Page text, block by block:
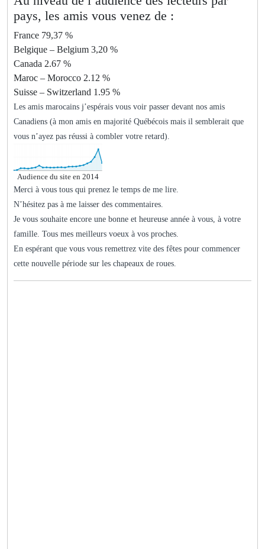
pays, les amis vous venez de :
France 79,37 %
Belgique – Belgium 3,20 %
Canada 2.67 %
Maroc – Morocco 2.12 %
Suisse – Switzerland 1.95 %
Les amis marocains j’espérais vous voir passer devant nos amis
Canadiens (à mon amis en majorité Québécois mais il semblerait que
vous n’ayez pas réussi à combler votre retard).
Audience du site en 2014
Merci à vous tous qui prenez le temps de me lire.
N’hésitez pas à me laisser des commentaires.
Je vous souhaite encore une bonne et heureuse année à vous, à votre
famille. Tous mes meilleurs voeux à vos proches.
En espérant que vous vous remettrez vite des fêtes pour commencer
cette nouvelle période sur les chapeaux de roues.